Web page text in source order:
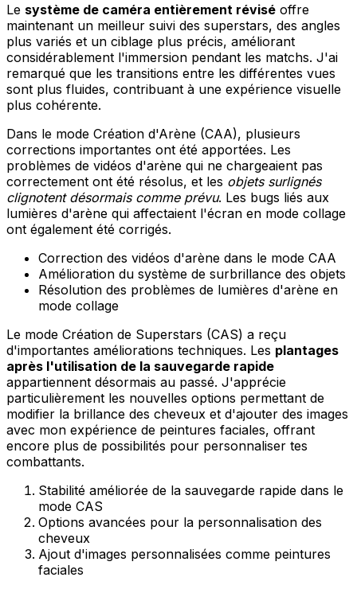
Le système de caméra entièrement révisé offre
maintenant un meilleur suivi des superstars, des angles
plus variés et un ciblage plus précis, améliorant
considérablement l'immersion pendant les matchs. J'ai
remarqué que les transitions entre les différentes vues
sont plus fluides, contribuant à une expérience visuelle
plus cohérente.
Dans le mode Création d'Arène (CAA), plusieurs
corrections importantes ont été apportées. Les
problèmes de vidéos d'arène qui ne chargeaient pas
correctement ont été résolus, et les objets surlignés
clignotent désormais comme prévu. Les bugs liés aux
lumières d'arène qui affectaient l'écran en mode collage
ont également été corrigés.
Correction des vidéos d'arène dans le mode CAA
Amélioration du système de surbrillance des objets
Résolution des problèmes de lumières d'arène en
mode collage
Le mode Création de Superstars (CAS) a reçu
d'importantes améliorations techniques. Les plantages
après l'utilisation de la sauvegarde rapide
appartiennent désormais au passé. J'apprécie
particulièrement les nouvelles options permettant de
modifier la brillance des cheveux et d'ajouter des images
avec mon expérience de peintures faciales, offrant
encore plus de possibilités pour personnaliser tes
combattants.
Stabilité améliorée de la sauvegarde rapide dans le
mode CAS
Options avancées pour la personnalisation des
cheveux
Ajout d'images personnalisées comme peintures
faciales